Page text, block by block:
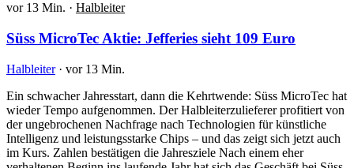
vor 13 Min. · Halbleiter
Süss MicroTec Aktie: Jefferies sieht 109 Euro
Halbleiter · vor 13 Min.
Ein schwacher Jahresstart, dann die Kehrtwende: Süss MicroTec hat
wieder Tempo aufgenommen. Der Halbleiterzulieferer profitiert von
der ungebrochenen Nachfrage nach Technologien für künstliche
Intelligenz und leistungsstarke Chips – und das zeigt sich jetzt auch
im Kurs. Zahlen bestätigen die Jahresziele Nach einem eher